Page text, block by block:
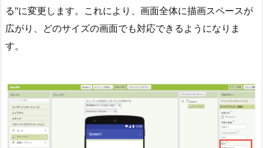
る"に変更します。これにより、画面全体に描画スペースが
広がり、どのサイズの画面でも対応できるようになりま
す。